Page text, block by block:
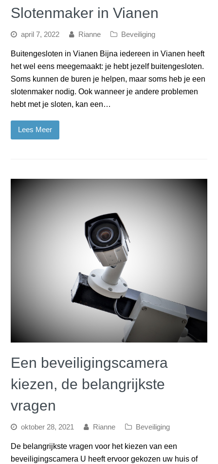
Slotenmaker in Vianen
april 7, 2022 Rianne Beveiliging
Buitengesloten in Vianen Bijna iedereen in Vianen heeft
het wel eens meegemaakt: je hebt jezelf buitengesloten.
Soms kunnen de buren je helpen, maar soms heb je een
slotenmaker nodig. Ook wanneer je andere problemen
hebt met je sloten, kan een…
Lees Meer
Een beveiligingscamera
kiezen, de belangrijkste
vragen
oktober 28, 2021 Rianne Beveiliging
De belangrijkste vragen voor het kiezen van een
beveiligingscamera U heeft ervoor gekozen uw huis of